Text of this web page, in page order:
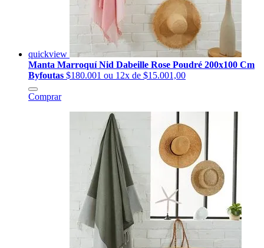
quickview
Manta Marroquí Nid Dabeille Rose Poudré 200x100 Cm
Byfoutas $180.001 ou 12x de $15.001,00
Comprar